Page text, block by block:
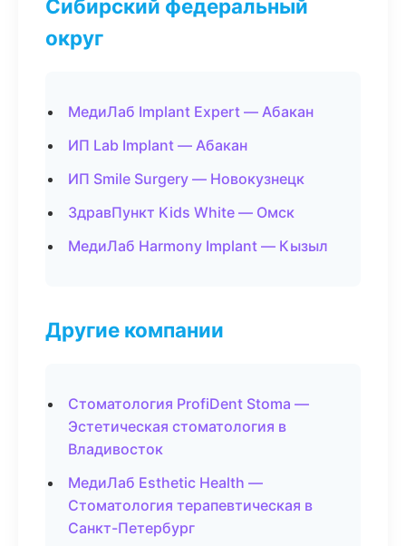
Сибирский федеральный
округ
МедиЛаб Implant Expert — Абакан
ИП Lab Implant — Абакан
ИП Smile Surgery — Новокузнецк
ЗдравПункт Kids White — Омск
МедиЛаб Harmony Implant — Кызыл
Другие компании
Стоматология ProfiDent Stoma —
Эстетическая стоматология в
Владивосток
МедиЛаб Esthetic Health —
Стоматология терапевтическая в
Санкт-Петербург